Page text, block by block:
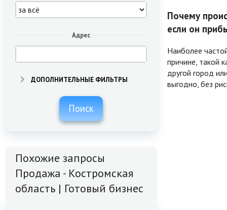
Адрес
ДОПОЛНИТЕЛЬНЫЕ ФИЛЬТРЫ
Поиск
Похожие запросы
Продажа - Костромская
область | Готовый бизнес
Почему
если он
Наиболее
причине, такой
другой город
выгодно, без